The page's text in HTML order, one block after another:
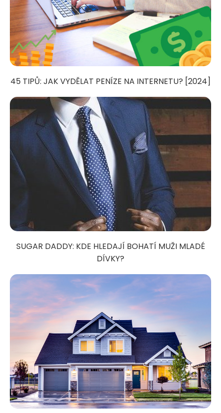
45 TIPŮ: JAK VYDĚLAT PENÍZE NA INTERNETU? [2024]
SUGAR DADDY: KDE HLEDAJÍ BOHATÍ MUŽI MLADÉ
DÍVKY?